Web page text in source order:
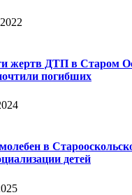
жертв ДТП в Старом
погибших
в
детей